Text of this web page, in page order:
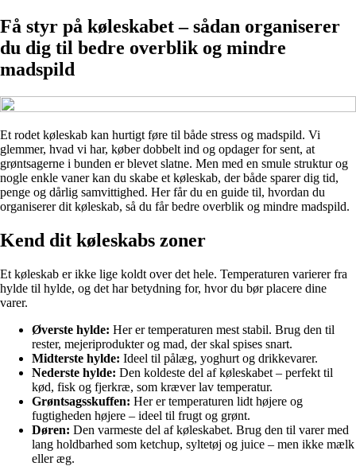
Få styr på køleskabet – sådan organiserer
du dig til bedre overblik og mindre
madspild
Et rodet køleskab kan hurtigt føre til både stress og madspild. Vi
glemmer, hvad vi har, køber dobbelt ind og opdager for sent, at
grøntsagerne i bunden er blevet slatne. Men med en smule struktur og
nogle enkle vaner kan du skabe et køleskab, der både sparer dig tid,
penge og dårlig samvittighed. Her får du en guide til, hvordan du
organiserer dit køleskab, så du får bedre overblik og mindre madspild.
Kend dit køleskabs zoner
Et køleskab er ikke lige koldt over det hele. Temperaturen varierer fra
hylde til hylde, og det har betydning for, hvor du bør placere dine
varer.
Øverste hylde: Her er temperaturen mest stabil. Brug den til
rester, mejeriprodukter og mad, der skal spises snart.
Midterste hylde: Ideel til pålæg, yoghurt og drikkevarer.
Nederste hylde: Den koldeste del af køleskabet – perfekt til
kød, fisk og fjerkræ, som kræver lav temperatur.
Grøntsagsskuffen: Her er temperaturen lidt højere og
fugtigheden højere – ideel til frugt og grønt.
Døren: Den varmeste del af køleskabet. Brug den til varer med
lang holdbarhed som ketchup, syltetøj og juice – men ikke mælk
eller æg.